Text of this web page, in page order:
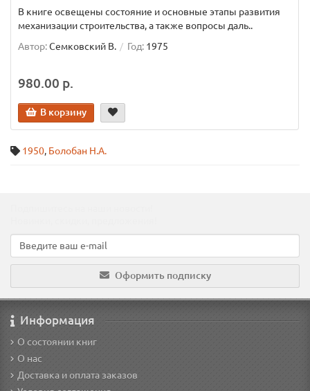
В книге освещены состояние и основные этапы развития
механизации строительства, а также вопросы даль..
Автор:Семковский В. Год: 1975
980.00 р.
В корзину
1950, Болобан Н.А.
Оформить подписку
Информация
О состоянии книг
О нас
Доставка и оплата заказов